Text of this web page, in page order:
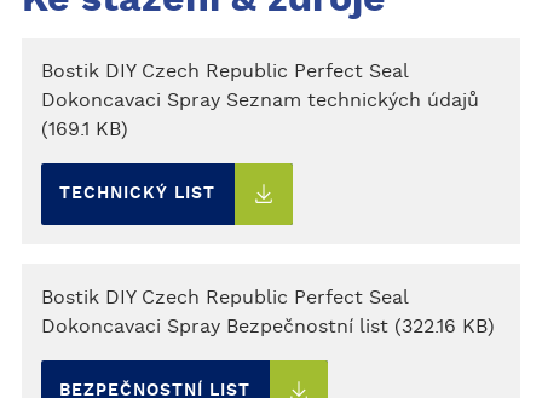
Bostik DIY Czech Republic Perfect Seal
Dokoncavaci Spray Seznam technických údajů
(169.1 KB)
TECHNICKÝ LIST
Bostik DIY Czech Republic Perfect Seal
Dokoncavaci Spray Bezpečnostní list (322.16 KB)
BEZPEČNOSTNÍ LIST